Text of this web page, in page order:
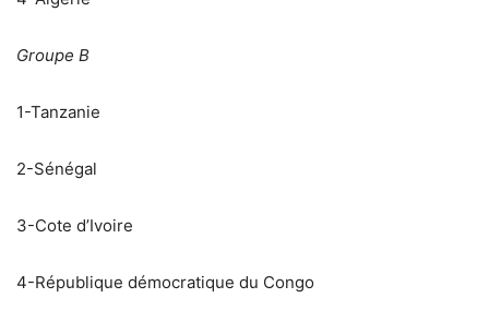
Groupe B
1-Tanzanie
2-Sénégal
3-Cote d’Ivoire
4-République démocratique du Congo